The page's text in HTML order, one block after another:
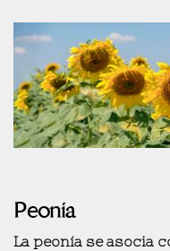
Peonía
La peonía se asocia